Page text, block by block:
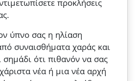
προκλήσεις
ύπνο σας η ηλίαση
συναισθήματα χαράς και
σημάδι ότι πιθανόν να σας
νέα ή μια νέα αρχή